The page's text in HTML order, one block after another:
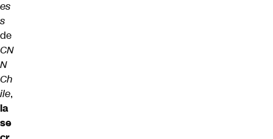
es
s
de
CN
N
Ch
ile,
la
se